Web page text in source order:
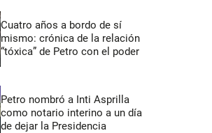
Cuatro años a bordo de sí
mismo: crónica de la relación
“tóxica” de Petro con el poder
Petro nombró a Inti Asprilla
como notario interino a un día
de dejar la Presidencia